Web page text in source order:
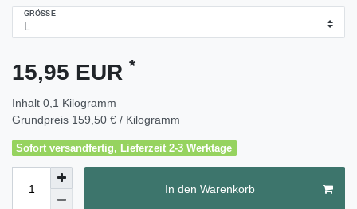
GRÖSSE
15,95 EUR *
Inhalt 0,1 Kilogramm
Grundpreis 159,50 € / Kilogramm
Sofort versandfertig, Lieferzeit 2-3 Werktage
In den Warenkorb